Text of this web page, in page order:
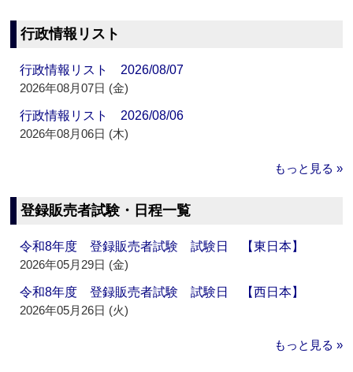
行政情報リスト
行政情報リスト 2026/08/07
2026年08月07日 (金)
行政情報リスト 2026/08/06
2026年08月06日 (木)
もっと見る »
登録販売者試験・日程一覧
令和8年度 登録販売者試験 試験日 【東日本】
2026年05月29日 (金)
令和8年度 登録販売者試験 試験日 【西日本】
2026年05月26日 (火)
もっと見る »